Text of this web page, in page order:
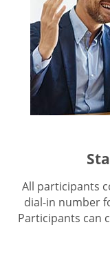
All participants
dial-in number
Participants can